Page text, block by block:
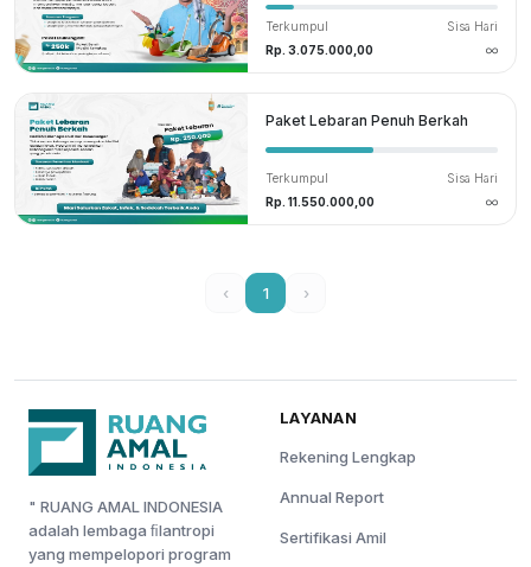
Terkumpul
Rp. 3.075.000,00
Sisa Hari
Paket Lebaran Penuh Berkah
Terkumpul
Rp. 11.550.000,00
Sisa Hari
‹ 1 ›
" RUANG AMAL INDONESIA
adalah lembaga ﬁlantropi
yang mempelopori program
LAYANAN
Rekening Lengkap
Annual Report
Sertifikasi Amil